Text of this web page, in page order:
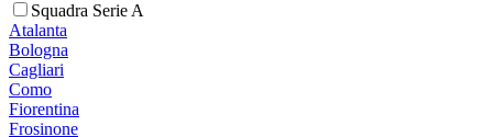
Squadra Serie A
Atalanta
Bologna
Cagliari
Como
Fiorentina
Frosinone